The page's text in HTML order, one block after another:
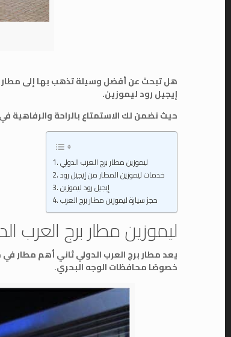
هل تبحث عن أفضل وسيلة تذهب بها إلى مطار
إيجيل رود ليموزين.
حيث نضمن لك الاستمتاع بالراحة والرفاهية
ليموزين مطار برج العرب الدولي
خدمات ليموزين المطار من إيجيل رود
إيجيل رود ليموزين
حجز سيارة ليموزين مطار برج العرب
ليموزين مطار برج العرب
يعد مطار برج العرب الدولي ثاني أهم مطار
خصوصًا محافظات الوجه البحري.